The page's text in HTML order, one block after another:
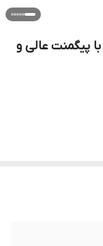
پیگمنت عالی و